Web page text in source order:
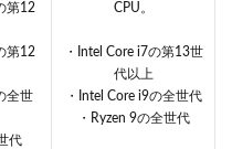
第12
第12
全世
代
CPU。
・Intel Core i7の第13世
代以上
・Intel Core i9の全世代
・Ryzen 9の全世代